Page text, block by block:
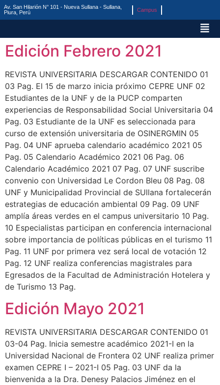
Av. San Hilarión N° 101 - Nueva Sullana - Sullana,
Piura, Perú
Campus
Edición Febrero 2021
REVISTA UNIVERSITARIA DESCARGAR CONTENIDO 01
03 Pag. El 15 de marzo inicia próximo CEPRE UNF 02
Estudiantes de la UNF y de la PUCP comparten
experiencias de Responsabilidad Social Universitaria 04
Pag. 03 Estudiante de la UNF es seleccionada para
curso de extensión universitaria de OSINERGMIN 05
Pag. 04 UNF aprueba calendario académico 2021 05
Pag. 05 Calendario Académico 2021 06 Pag. 06
Calendario Académico 2021 07 Pag. 07 UNF suscribe
convenio con Universidad Le Cordon Bleu 08 Pag. 08
UNF y Municipalidad Provincial de SUllana fortalecerán
estrategias de educación ambiental 09 Pag. 09 UNF
amplía áreas verdes en el campus universitario 10 Pag.
10 Especialistas participan en conferencia internacional
sobre importancia de políticas públicas en el turismo 11
Pag. 11 UNF por primera vez será local de votación 12
Pag. 12 UNF realiza conferencias magistrales para
Egresados de la Facultad de Administración Hotelera y
de Turismo 13 Pag.
Edición Mayo 2021
REVISTA UNIVERSITARIA DESCARGAR CONTENIDO 01
03-04 Pag. Inicia semestre académico 2021-I en la
Universidad Nacional de Frontera 02 UNF realiza primer
examen CEPRE I – 2021-I 05 Pag. 03 UNF da la
bienvenida a la Dra. Denesy Palacios Jiménez en el